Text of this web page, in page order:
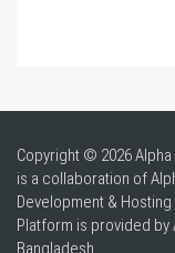
Copyright © 2026
is a collaboration of
Development &
Platform is provided by
Bangladesh.